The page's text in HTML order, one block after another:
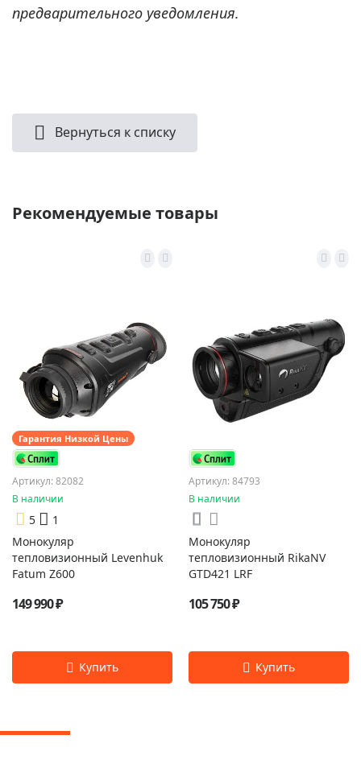
предварительного уведомления.
Вернуться к списку
Рекомендуемые товары
Гарантия Низкой Цены
Артикул: 82082
В наличии
5
1
Монокуляр
тепловизионный Levenhuk
Fatum Z600
149 990 ₽
Артикул: 84793
В наличии
Монокуляр
тепловизионный RikaNV
GTD421 LRF
105 750 ₽